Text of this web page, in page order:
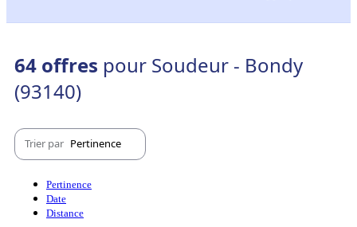
64 offres pour Soudeur - Bondy
(93140)
Trier par Pertinence
Pertinence
Date
Distance